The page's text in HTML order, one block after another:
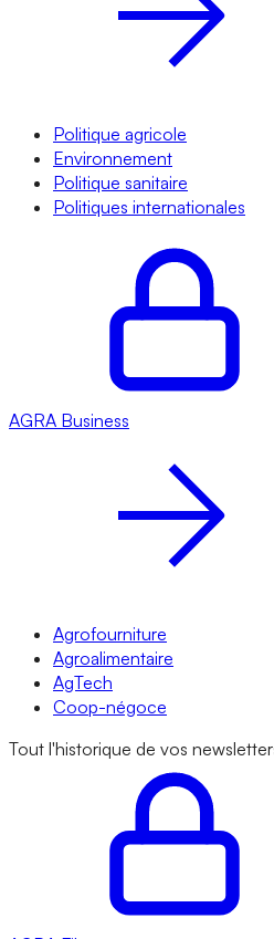
Politique agricole
Environnement
Politique sanitaire
Politiques internationales
AGRA Business
Agrofourniture
Agroalimentaire
AgTech
Coop-négoce
Tout l'historique de vos